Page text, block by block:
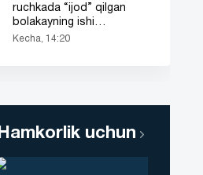
ruchkada “ijod” qilgan
bolakayning ishi
barchaning diqqatini tortdi
Kecha, 14:20
Hamkorlik uchun